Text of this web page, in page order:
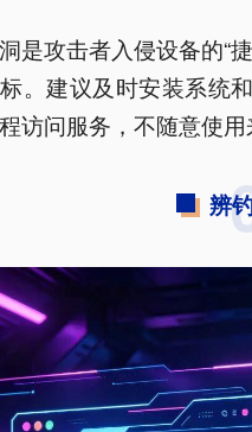
是攻击者入侵设备的“
。建议及时安装系统
访问服务，不随意使用
辨